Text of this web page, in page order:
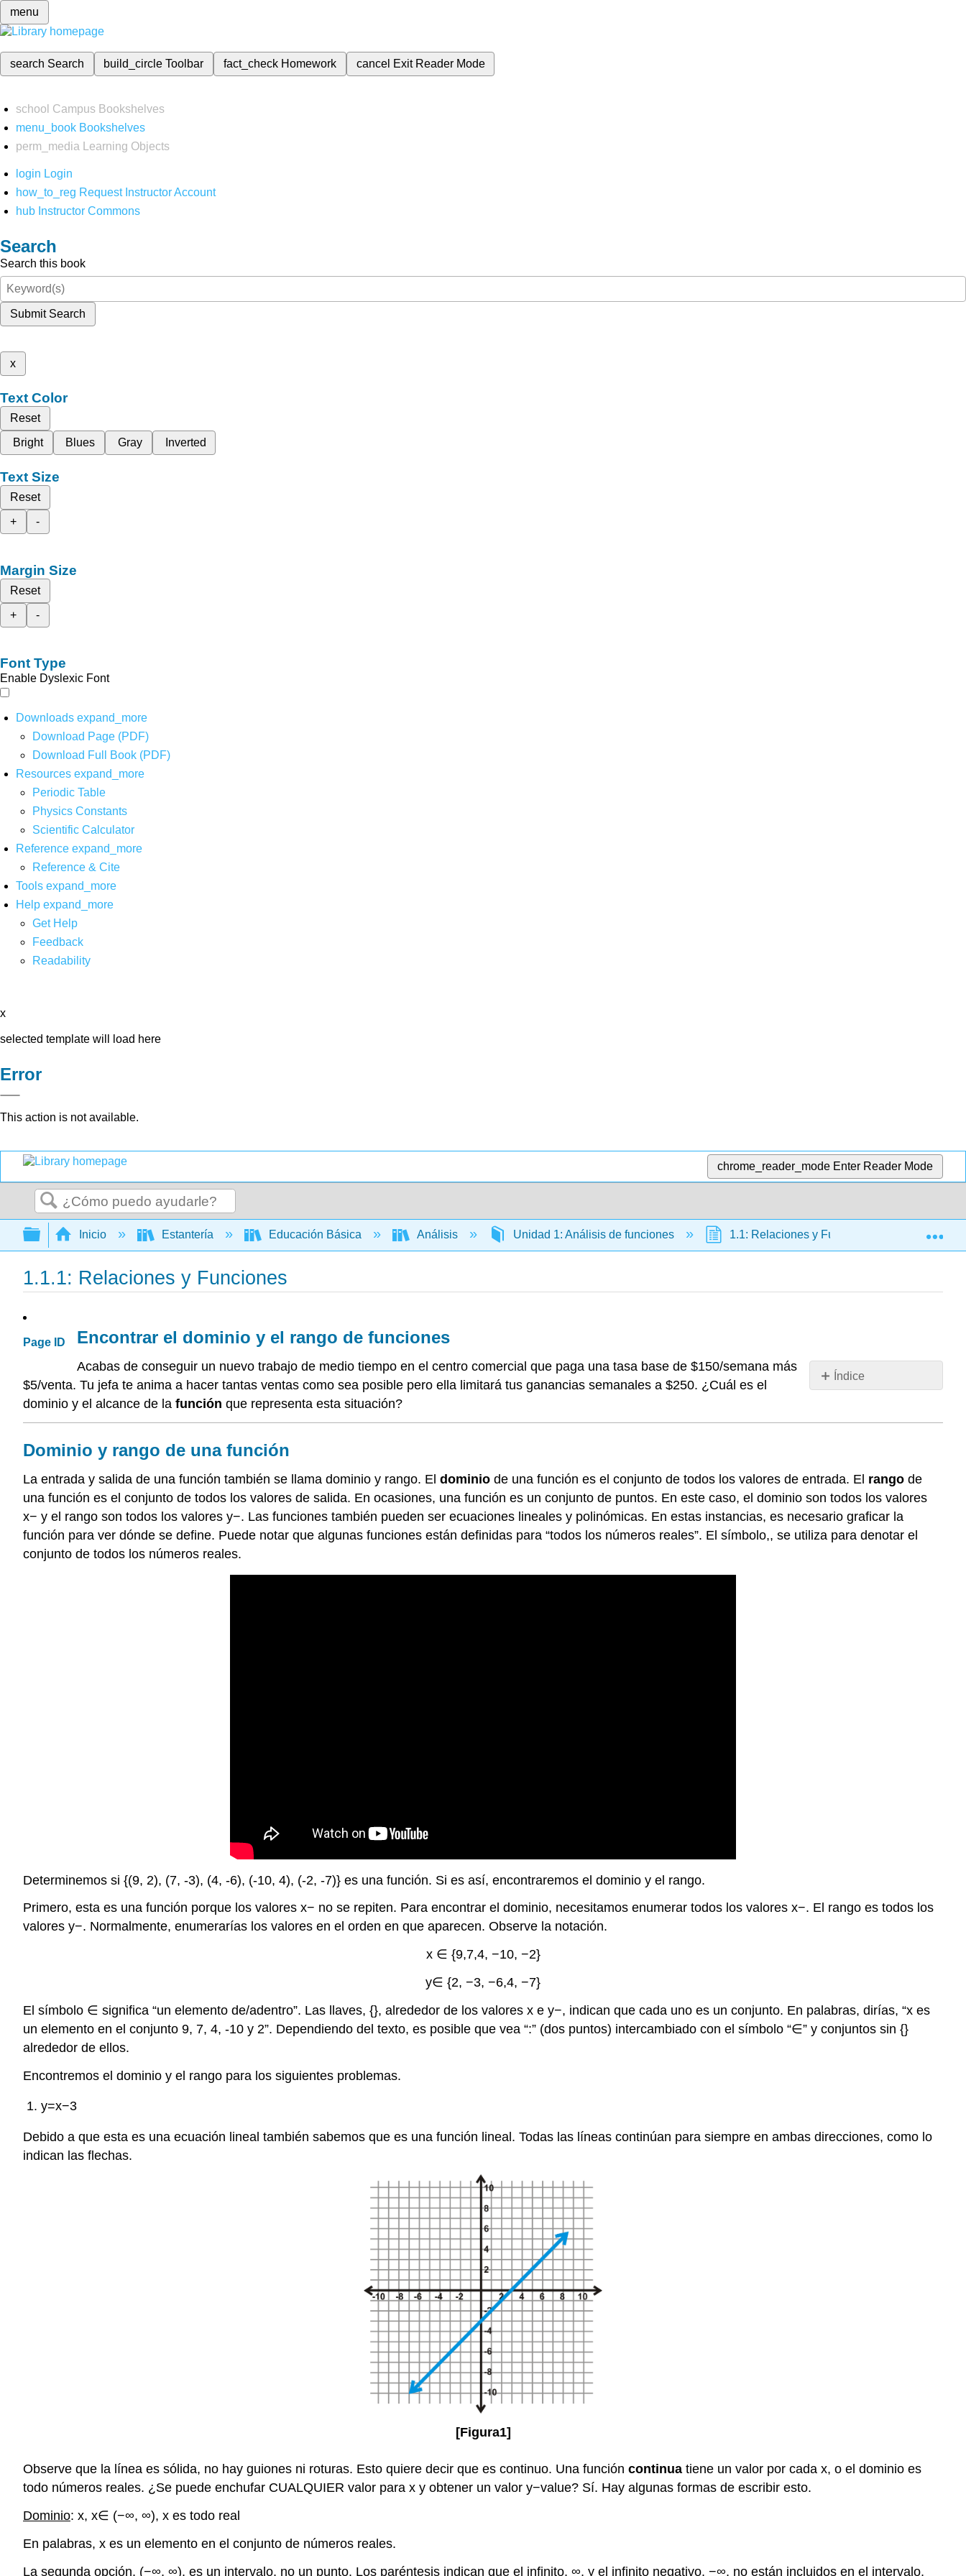
menu
search Search build_circleToolbar fact_check Homework cancel Exit Reader Mode
school Campus Bookshelves
menu_book Bookshelves
perm_media
Learning Objects
login Login
how_to_reg Request Instructor Account
hub Instructor Commons
Search
Search this book
Submit Search
x
Text Color
Reset
Bright
Blues Gray Inverted
Text Size
Reset
+
-
Margin Size
Reset
+
-
Font Type
Enable Dyslexic Font
Downloads expand_more
Download Page (PDF)
Download Full Book (PDF)
Resources expand_more
Periodic Table
Physics Constants
Scientific Calculator
Reference expand_more
Reference & Cite
Tools expand_more
Help expand_more
Get Help
Feedback
Readability
x
selected template will load here
Error
This action is not available.
chrome_reader_mode Enter Reader Mode
Buscar
Expandir/contraer jerarquía global
Inicio Estantería Educación Básica Análisis Unidad 1: Análisis de funciones 1.1: Relaciones y Funciones 1.1.1:
1.1.1: Relaciones y Funciones
Page ID
Índice
rango
Dominio
y
imagen
Encontrar el dominio y el rango de funciones
Acabas de conseguir un nuevo trabajo de medio tiempo en el centro comercial que paga una tasa base de $150/semana más
$5/venta. Tu jefa te anima a hacer tantas ventas como sea posible pero ella limitará tus ganancias semanales a $250. ¿Cuál es el
dominio y el alcance de la función que representa esta situación?
Dominio y rango de una función
La entrada y salida de una función también se llama dominio y rango. El dominio de una función es el conjunto de todos los valores de entrada. El rango de
una función es el conjunto de todos los valores de salida. En ocasiones, una función es un conjunto de puntos. En este caso, el dominio son todos los valores
x− y el rango son todos los valores y−. Las funciones también pueden ser ecuaciones lineales y polinómicas. En estas instancias, es necesario graficar la
función para ver dónde se define. Puede notar que algunas funciones están definidas para “todos los números reales”. El símbolo,, se utiliza para denotar el
conjunto de todos los números reales.
Determinemos si {(9, 2), (7, -3), (4, -6), (-10, 4), (-2, -7)} es una función. Si es así, encontraremos el dominio y el rango.
Primero, esta es una función porque los valores x− no se repiten. Para encontrar el dominio, necesitamos enumerar todos los valores x−. El rango es todos los
valores y−. Normalmente, enumerarías los valores en el orden en que aparecen. Observe la notación.
x ∈ {9,7,4, −10, −2}
y∈ {2, −3, −6,4, −7}
El símbolo ∈ significa “un elemento de/adentro”. Las llaves, {}, alrededor de los valores x e y−, indican que cada uno es un conjunto. En palabras, dirías, “x es
un elemento en el conjunto 9, 7, 4, -10 y 2”. Dependiendo del texto, es posible que vea “:” (dos puntos) intercambiado con el símbolo “∈” y conjuntos sin {}
alrededor de ellos.
Encontremos el dominio y el rango para los siguientes problemas.
y=x−3
Debido a que esta es una ecuación lineal también sabemos que es una función lineal. Todas las líneas continúan para siempre en ambas direcciones, como lo
indican las flechas.
[Figura1]
Observe que la línea es sólida, no hay guiones ni roturas. Esto quiere decir que es continuo. Una función continua tiene un valor por cada x, o el dominio es
todo números reales. ¿Se puede enchufar CUALQUIER valor para x y obtener un valor y−value? Sí. Hay algunas formas de escribir esto.
Dominio: x, x∈ (−∞, ∞), x es todo real
En palabras, x es un elemento en el conjunto de números reales.
La segunda opción, (−∞, ∞), es un intervalo, no un punto. Los paréntesis indican que el infinito, ∞, y el infinito negativo, −∞, no están incluidos en el intervalo,